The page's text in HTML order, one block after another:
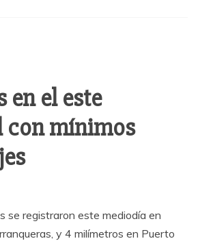
en el este
mínimos
se registraron este mediodía en
y 4 milímetros en Puerto